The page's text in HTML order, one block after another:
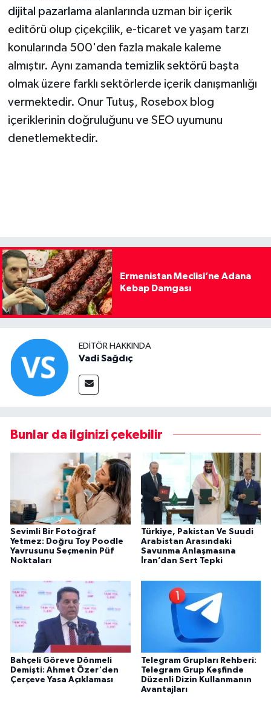
dijital pazarlama alanlarında uzman bir içerik
editörü olup çiçekçilik, e-ticaret ve yaşam tarzı
konularında 500'den fazla makale kaleme
almıştır. Aynı zamanda temizlik sektörü başta
olmak üzere farklı sektörlerde içerik danışmanlığı
vermektedir. Onur Tutuş, Rosebox blog
içeriklerinin doğruluğunu ve SEO uyumunu
denetlemektedir.
Ermenistan Meclisi’ne Adana
Kebap Damgası
EDITÖR HAKKINDA
Vadi Sağdıç
Bunlar da ilginizi çekebilir
Sevimli Bir Fotoğraf
Yetmez: Doğru Toy Poodle
Yavrusunu Seçmenin Püf
Noktaları
Türkiye, Pakistan Ve Suudi
Arabistan Arasındaki
Savunma Anlaşmasına
İran’dan Sert Tepki
Bahçeli Göreve Dönmeli
Demişti: Ahmet Özer'den
Çerçeve Yasa Açıklaması
Telegram Grupları Rehberi:
Telegram Grup Keşfinde
Düzenli Dizin Kullanmanın
Avantajları